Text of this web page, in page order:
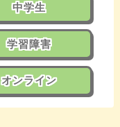
中学生
学習障害
オンライン